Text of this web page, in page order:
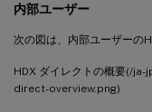
内部ユーザー
次の図は、内部ユーザーの
HDX ダイレクトの概要(/
direct-overview.png)